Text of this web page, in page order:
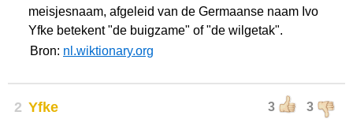
meisjesnaam, afgeleid van de Germaanse naam Ivo
Yfke betekent "de buigzame" of "de wilgetak".
Bron: nl.wiktionary.org
2 3 3
Yfke